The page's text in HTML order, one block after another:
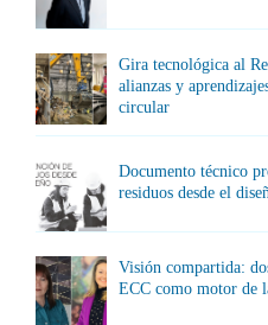
Gira tecnológica al
alianzas y
circular
Documento técnico
residuos desde el
Visión compartida:
ECC como motor de